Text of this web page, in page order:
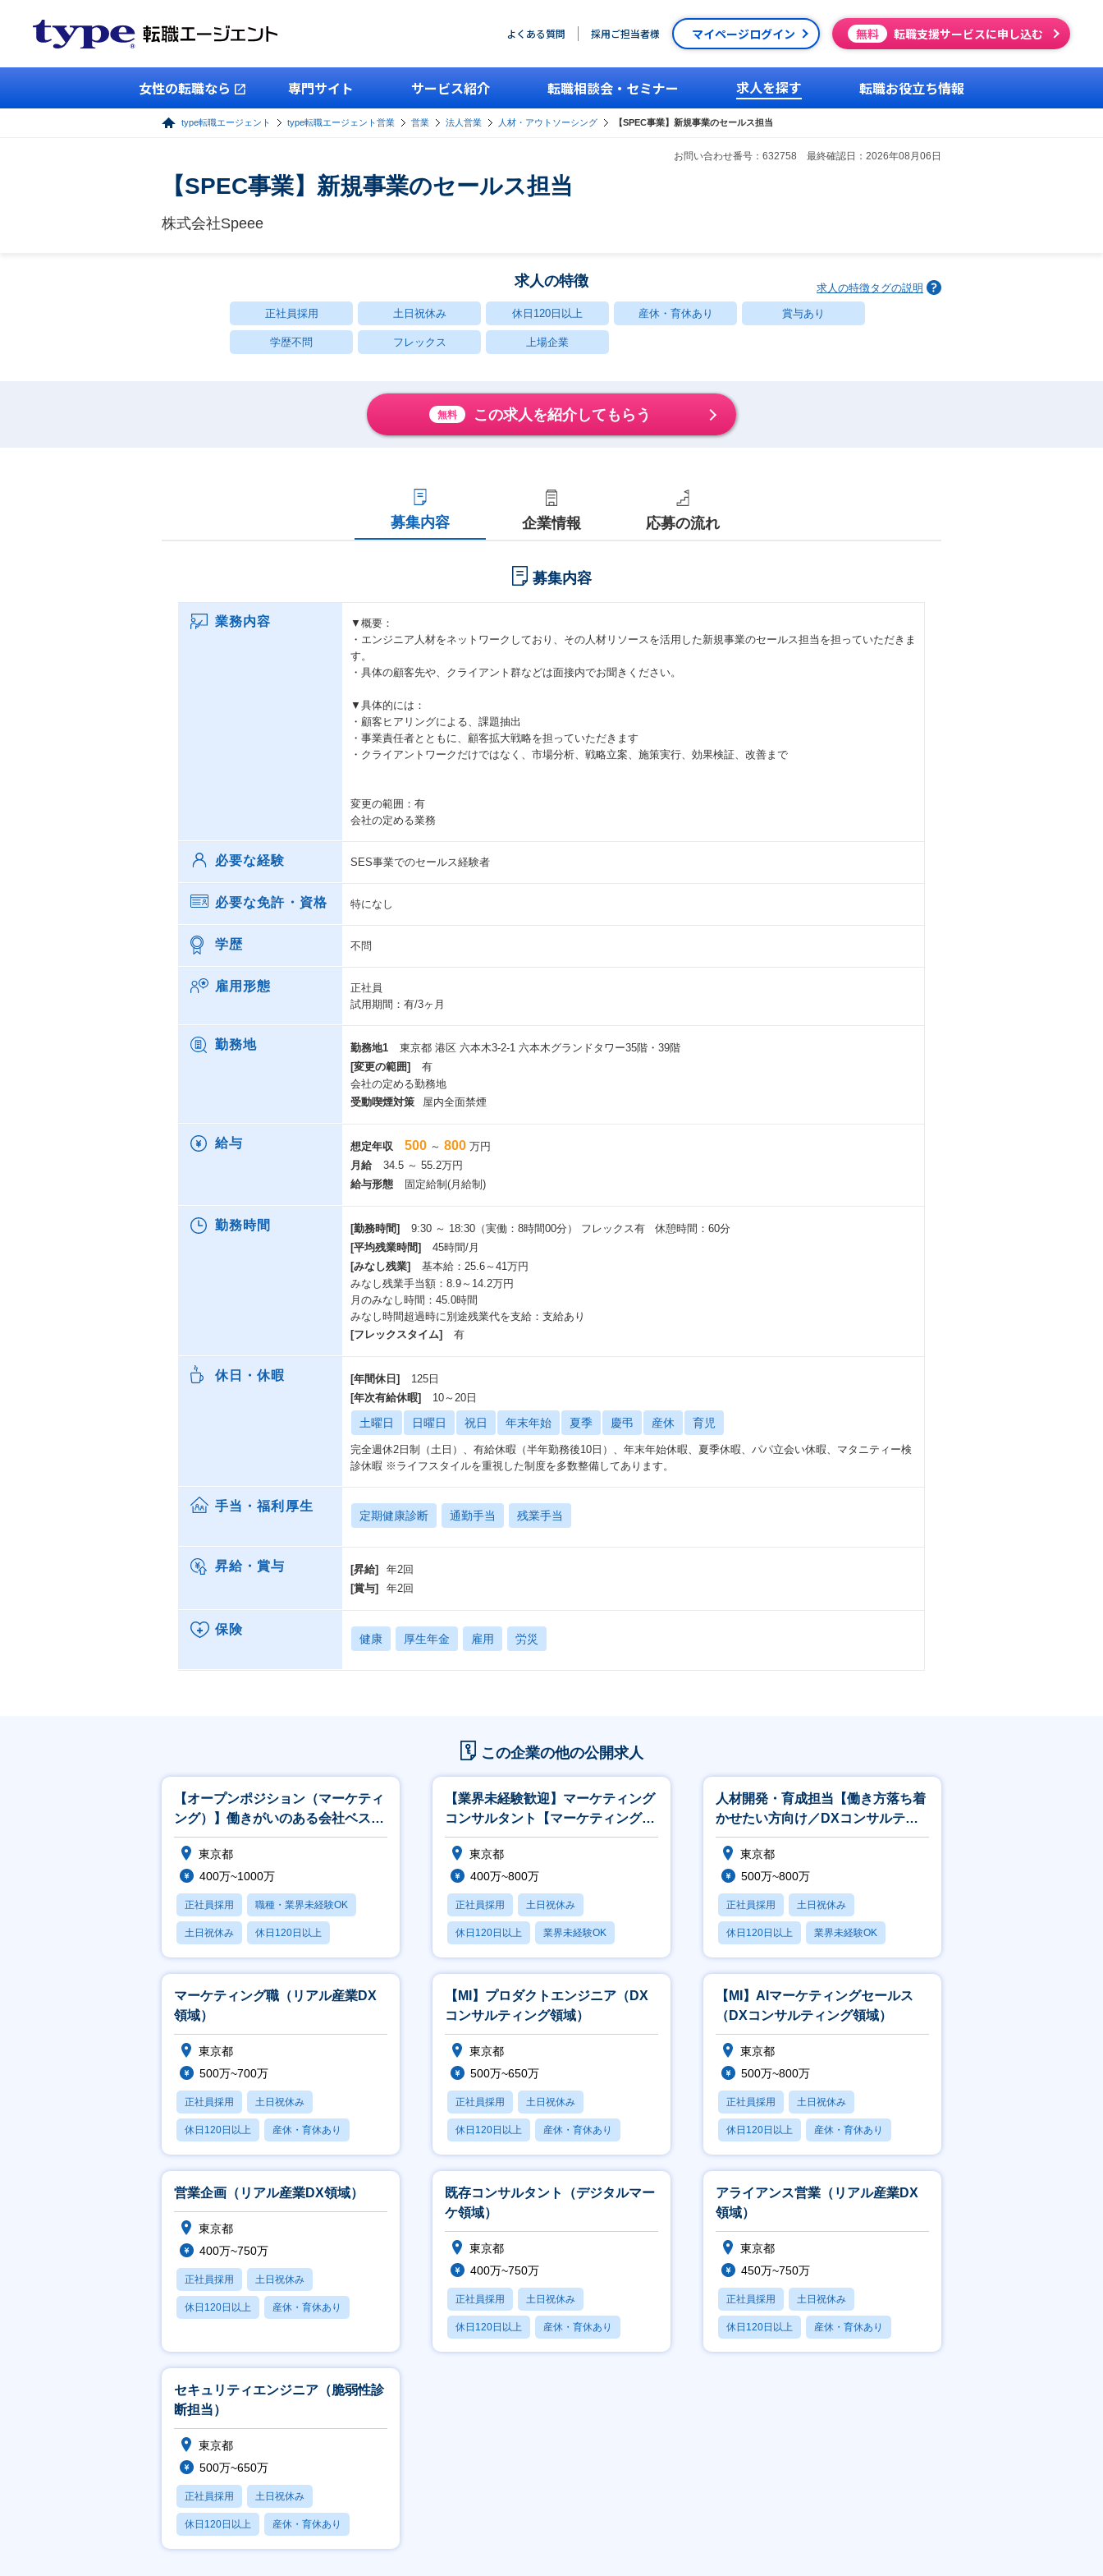
よくある質問 採用ご担当者様 マイページログイン 無料 転職支援サービスに申し込む
女性の転職なら 専門サイト サービス紹介 転職相談会・セミナー 求人を探す 転職お役立ち情報
type転職エージェント type転職エージェント営業 営業 法人営業 人材・アウトソーシング 【SPEC事業】新規事業のセールス担当
お問い合わせ番号：632758 最終確認日：2026年08月06日
【SPEC事業】新規事業のセールス担当
株式会社Speee
求人の特徴 求人の特徴タグの説明
正社員採用 土日祝休み 休日120日以上 産休・育休あり 賞与あり
学歴不問 フレックス 上場企業
無料 この求人を紹介してもらう
募集内容 企業情報 応募の流れ
募集内容
業務内容
▼概要：
・エンジニア人材をネットワークしており、その人材リソースを活用した新規事業のセールス担当を担っていただきま
す。
・具体の顧客先や、クライアント群などは面接内でお聞きください。
▼具体的には：
・顧客ヒアリングによる、課題抽出
・事業責任者とともに、顧客拡大戦略を担っていただきます
・クライアントワークだけではなく、市場分析、戦略立案、施策実行、効果検証、改善まで
変更の範囲：有
会社の定める業務
必要な経験 SES事業でのセールス経験者
必要な免許・資格 特になし
学歴 不問
雇用形態
正社員
試用期間：有/3ヶ月
勤務地 勤務地1
東京都 港区 六本木3-2-1 六本木グランドタワー35階・39階
[変更の範囲]
有
会社の定める勤務地
受動喫煙対策
屋内全面禁煙
給与 想定年収 500 ～ 800 万円
月給
34.5 ～ 55.2万円
給与形態
固定給制(月給制)
勤務時間 [勤務時間]
9:30 ～ 18:30（実働：8時間00分） フレックス有 休憩時間：60分
[平均残業時間]
45時間/月
[みなし残業]
基本給：25.6～41万円
みなし残業手当額：8.9～14.2万円
月のみなし時間：45.0時間
みなし時間超過時に別途残業代を支給：支給あり
[フレックスタイム]
有
休日・休暇 [年間休日]
125日
[年次有給休暇]
10～20日
土曜日 日曜日 祝日 年末年始 夏季 慶弔 産休 育児
完全週休2日制（土日）、有給休暇（半年勤務後10日）、年末年始休暇、夏季休暇、パパ立会い休暇、マタニティー検
診休暇 ※ライフスタイルを重視した制度を多数整備してあります。
手当・福利厚生
定期健康診断 通勤手当 残業手当
昇給・賞与 [昇給]
年2回
[賞与]
年2回
保険
健康 厚生年金 雇用 労災
この企業の他の公開求人
【オープンポジション（マーケティ
ング）】働きがいのある会社ベスト
カンパニー選出／成長環境
東京都
400万~1000万
正社員採用 職種・業界未経験OK
土日祝休み 休日120日以上
産休・育休あり
【業界未経験歓迎】マーケティング
コンサルタント【マーケティング戦
略・企画から担当／成長環境】
東京都
400万~800万
正社員採用 土日祝休み
休日120日以上 業界未経験OK
産休・育休あり
人材開発・育成担当【働き方落ち着
かせたい方向け／DXコンサルティ
ング領域】
東京都
500万~800万
正社員採用 土日祝休み
休日120日以上 業界未経験OK
産休・育休あり
マーケティング職（リアル産業DX
領域）
東京都
500万~700万
正社員採用 土日祝休み
休日120日以上 産休・育休あり
賞与あり
【MI】プロダクトエンジニア（DX
コンサルティング領域）
東京都
500万~650万
正社員採用 土日祝休み
休日120日以上 産休・育休あり
月残業20時間以内
【MI】AIマーケティングセールス
（DXコンサルティング領域）
東京都
500万~800万
正社員採用 土日祝休み
休日120日以上 産休・育休あり
月残業20時間以内
営業企画（リアル産業DX領域）
東京都
400万~750万
正社員採用 土日祝休み
休日120日以上 産休・育休あり
既存コンサルタント（デジタルマー
ケ領域）
東京都
400万~750万
正社員採用 土日祝休み
休日120日以上 産休・育休あり
賞与あり
アライアンス営業（リアル産業DX
領域）
東京都
450万~750万
正社員採用 土日祝休み
休日120日以上 産休・育休あり
賞与あり
セキュリティエンジニア（脆弱性診
断担当）
東京都
500万~650万
正社員採用 土日祝休み
休日120日以上 産休・育休あり
賞与あり